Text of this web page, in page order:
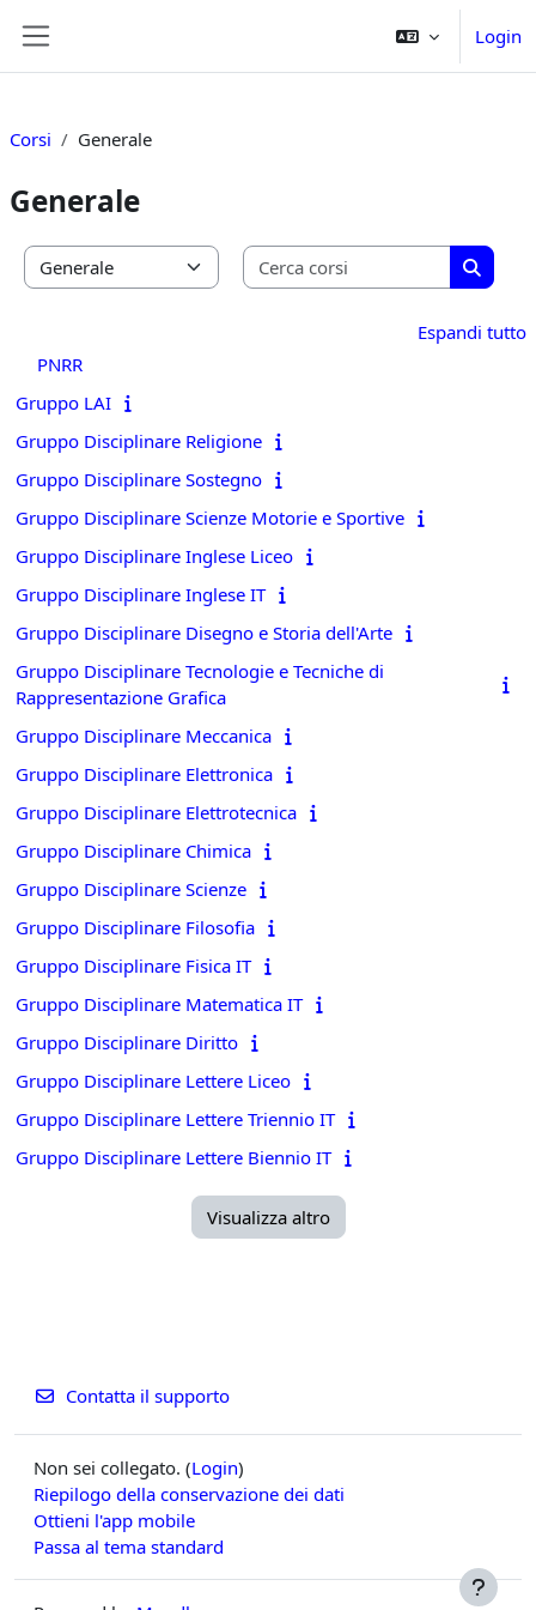
Login
Corsi Generale
Generale
Categorie di corso
Cerca
Cerca
Espandi tutto
PNRR
Gruppo LAI
Gruppo Disciplinare Religione
Gruppo Disciplinare Sostegno
Gruppo Disciplinare Scienze Motorie e Sportive
Gruppo Disciplinare Inglese Liceo
Gruppo Disciplinare Inglese IT
Gruppo Disciplinare Disegno e Storia dell'Arte
Gruppo Disciplinare Tecnologie e Tecniche di
Rappresentazione Grafica
Gruppo Disciplinare Meccanica
Gruppo Disciplinare Elettronica
Gruppo Disciplinare Elettrotecnica
Gruppo Disciplinare Chimica
Gruppo Disciplinare Scienze
Gruppo Disciplinare Filosofia
Gruppo Disciplinare Fisica IT
Gruppo Disciplinare Matematica IT
Gruppo Disciplinare Diritto
Gruppo Disciplinare Lettere Liceo
Gruppo Disciplinare Lettere Triennio IT
Gruppo Disciplinare Lettere Biennio IT
Visualizza altro
Contatta il supporto
Non sei collegato. (Login)
Riepilogo della conservazione dei dati
Ottieni l'app mobile
Passa al tema standard